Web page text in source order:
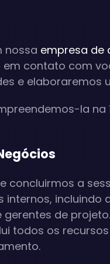
nossa empresa de
contato com
e elaboraremos
la
concluirmos a
incluindo
de
todos os